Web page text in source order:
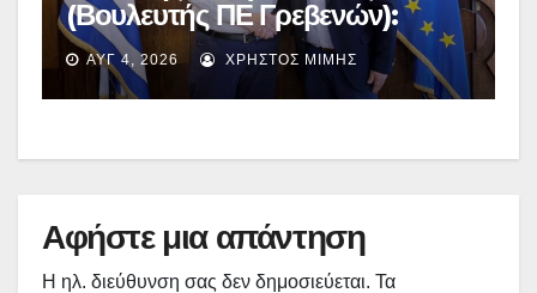
(Βουλευτής ΠΕ Γρεβενών):
Έκτακτη χρηματοδότηση
400.000€ για επιπλέον
εργασίες στο Δημοτικό Στάδιο
ΑΥΓ 4, 2026 ΧΡΉΣΤΟΣ ΜΊΜΗΣ
Αφήστε μια απάντηση
Η ηλ. διεύθυνση σας δεν δημοσιεύεται. Τα